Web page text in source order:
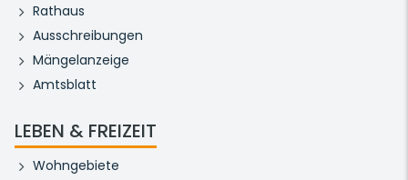
Rathaus
Ausschreibungen
Mängelanzeige
Amtsblatt
LEBEN & FREIZEIT
Wohngebiete